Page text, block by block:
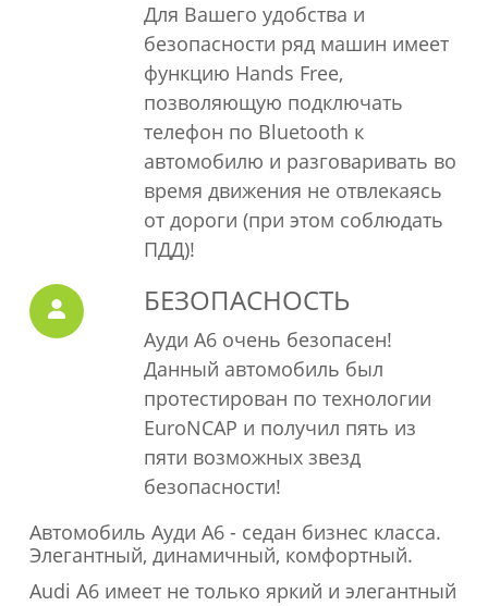
Экстерьер
Боковые зеркала с ручной
регулировкой из салона черного цвета
Черная решетка радиатора
Тонированные стекла
Антикоррозийная обработка
Передние брызговики
Декорированные колпаки
Литые колесные диски 18"
Окраска металлик или перламутровая
лаковая краска
Интерьер
Кожаная обивка сидений
Тахометр
Запасное колесо полноразмерное
Для Вашего удобства и
безопасности ряд машин имеет
функцию Hands Free,
позволяющую подключать
телефон по Bluetooth к
автомобилю и разговаривать во
время движения не отвлекаясь
от дороги (при этом соблюдать
ПДД)!
БЕЗОПАСНОСТЬ
Ауди А6 очень безопасен!
Данный автомобиль был
протестирован по технологии
EuroNCAP и получил пять из
пяти возможных звезд
безопасности!
Автомобиль Ауди А6 - седан бизнес класса.
Элегантный, динамичный, комфортный.
Audi A6 имеет не только яркий и элегантный